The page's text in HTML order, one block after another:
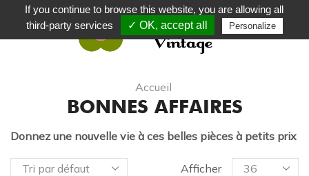
Accueil
BONNES AFFAIRES
Donnez une nouvelle vie à ces belles pièces à petits prix
Afficher
If you continue to browse this website, you are allowing all
third-party services
✓ OK, accept all Personalize